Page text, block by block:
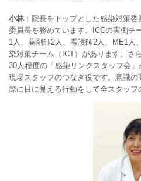
小林：院長をトップとした感染対策
委員長を務めています。ICCの実働チ
1人、薬剤師2人、看護師2人、ME1人
染対策チーム（ICT）があります。さ
30人程度の「感染リンクスタッフ会
現場スタッフのつなぎ役です。意識
際に目に見える行動をして全スタッフ